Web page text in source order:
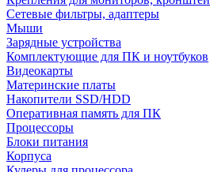
Сетевые фильтры, адаптеры
Мыши
Зарядные устройства
Комплектующие для ПК и ноутбуков
Видеокарты
Материнские платы
Накопители SSD/HDD
Оперативная память для ПК
Процессоры
Блоки питания
Корпуса